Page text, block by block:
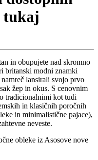
tukaj
in obupujete nad skromno
britanski modni znamki
lansirali svojo prvo
žep in okus. S cenovnim
tradicionalnimi kot tudi
in klasičnih poročnih
in minimalistične pajace),
neveste.
obleke iz Asosove nove